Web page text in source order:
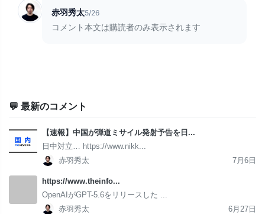
赤羽秀太5/26
コメント本文は購読者のみ表示されます
💬 最新のコメント
【速報】中国が弾道ミサイル発射予告を日...
日中対立… https://www.nikk...
赤羽秀太
7月6日
https://www.theinfo...
OpenAIがGPT-5.6をリリースした ...
赤羽秀太
6月27日